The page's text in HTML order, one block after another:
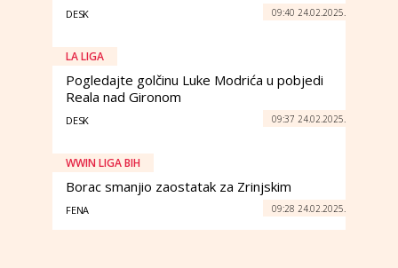
DESK 09:40 24.02.2025.
LA LIGA
Pogledajte golčinu Luke Modrića u pobjedi
Reala nad Gironom
DESK 09:37 24.02.2025.
WWIN LIGA BIH
Borac smanjio zaostatak za Zrinjskim
FENA 09:28 24.02.2025.